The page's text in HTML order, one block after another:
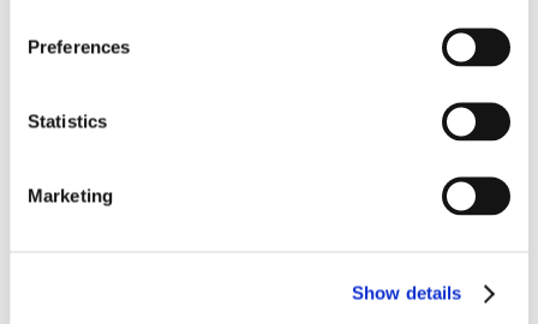
Preferences
Statistics
Marketing
Show details